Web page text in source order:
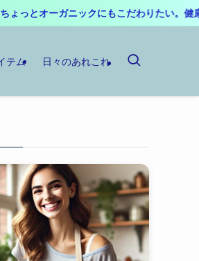
い。健康系宅配サービスを活用して時短
テム 日々のあれこれ